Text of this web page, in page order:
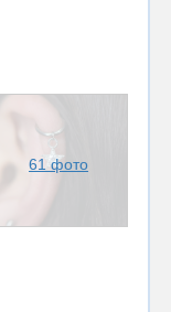
61 фото